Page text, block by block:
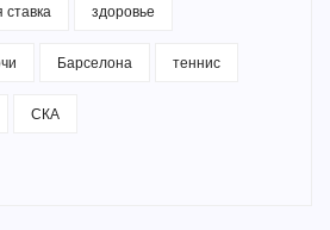
ставка здоровье
Барселона теннис
СКА